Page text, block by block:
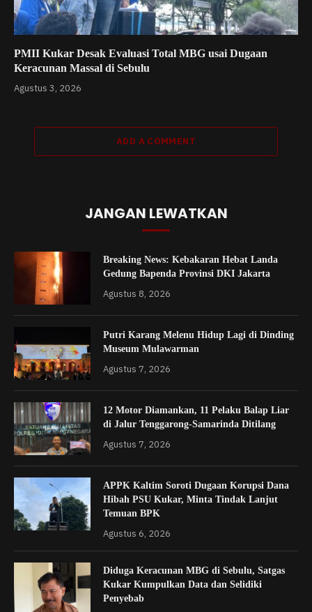
PMII Kukar Desak Evaluasi Total MBG usai Dugaan
Keracunan Massal di Sebulu
Agustus 3, 2026
ADD A COMMENT
JANGAN LEWATKAN
Breaking News: Kebakaran Hebat Landa
Gedung Bapenda Provinsi DKI Jakarta
Agustus 8, 2026
Putri Karang Melenu Hidup Lagi di Dinding
Museum Mulawarman
Agustus 7, 2026
12 Motor Diamankan, 11 Pelaku Balap Liar
di Jalur Tenggarong-Samarinda Ditilang
Agustus 7, 2026
APPK Kaltim Soroti Dugaan Korupsi Dana
Hibah PSU Kukar, Minta Tindak Lanjut
Temuan BPK
Agustus 6, 2026
Diduga Keracunan MBG di Sebulu, Satgas
Kukar Kumpulkan Data dan Selidiki
Penyebab